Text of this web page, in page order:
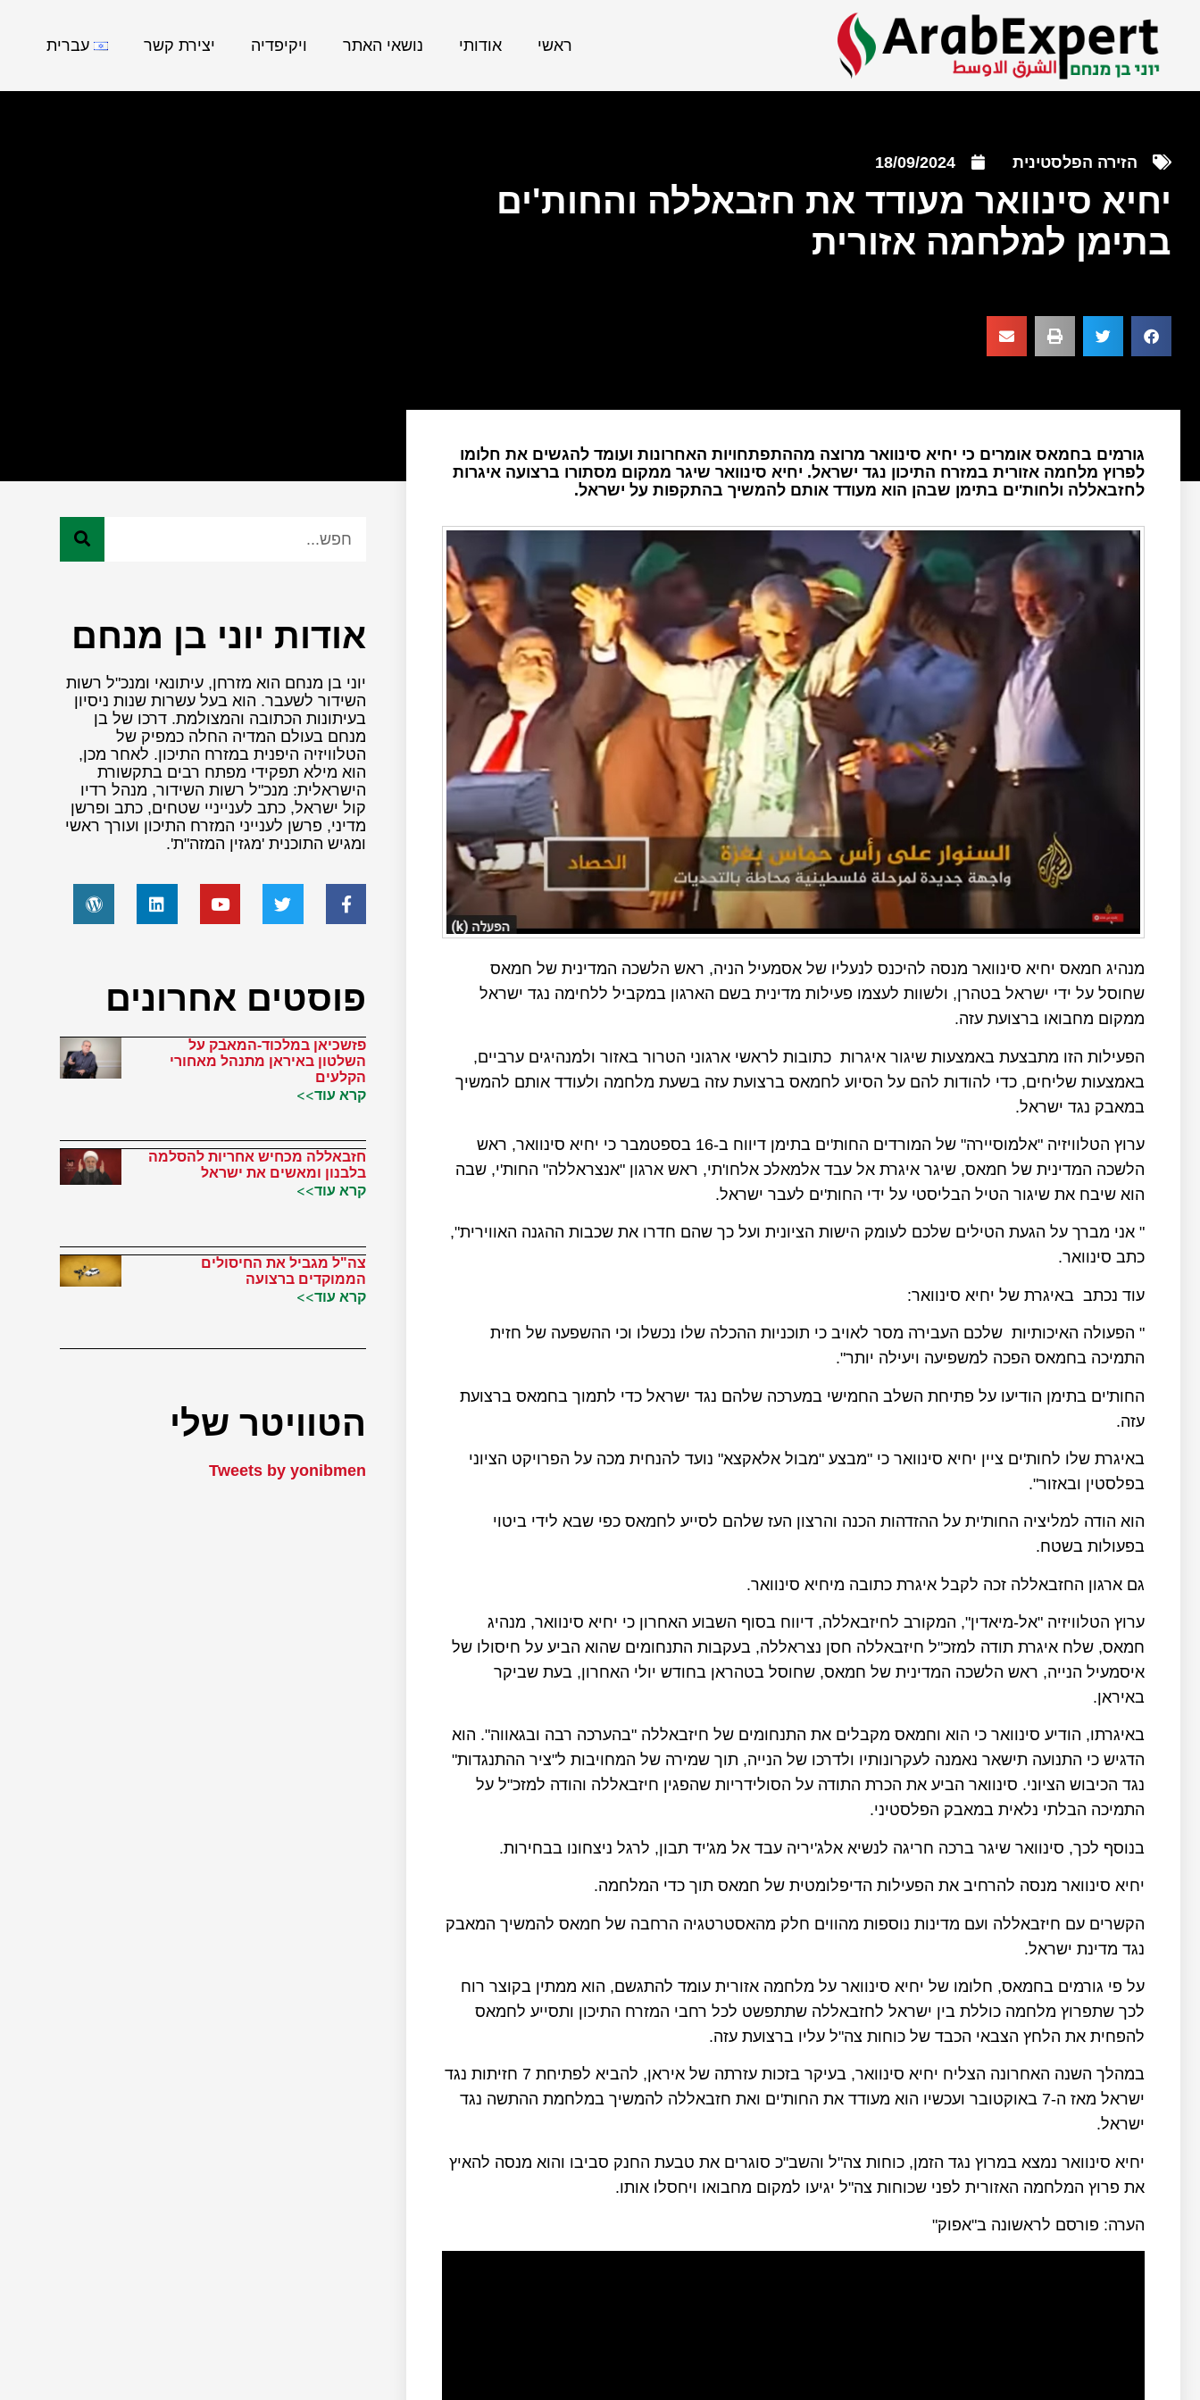
ראשי אודותי נושאי האתר ויקיפדיה יצירת קשר עברית
הזירה הפלסטינית 18/09/2024
יחיא סינוואר מעודד את חזבאללה והחות'ים
בתימן למלחמה אזורית
גורמים בחמאס אומרים כי יחיא סינוואר מרוצה מההתפתחויות האחרונות ועומד להגשים את חלומו
לפרוץ מלחמה אזורית במזרח התיכון נגד ישראל. יחיא סינוואר שיגר ממקום מסתורו ברצועה איגרות
לחזבאללה ולחות'ים בתימן שבהן הוא מעודד אותם להמשיך בהתקפות על ישראל.
מנהיג חמאס יחיא סינוואר מנסה להיכנס לנעליו של אסמעיל הניה, ראש הלשכה המדינית של חמאס
שחוסל על ידי ישראל בטהרן, ולשוות לעצמו פעילות מדינית בשם הארגון במקביל ללחימה נגד ישראל
ממקום מחבואו ברצועת עזה.
הפעילות הזו מתבצעת באמצעות שיגור איגרות כתובות לראשי ארגוני הטרור באזור ולמנהיגים ערביים,
באמצעות שליחים, כדי להודות להם על הסיוע לחמאס ברצועת עזה בשעת מלחמה ולעודד אותם להמשיך
במאבק נגד ישראל.
ערוץ הטלוויזיה "אלמוסיירה" של המורדים החות'ים בתימן דיווח ב-16 בספטמבר כי יחיא סינוואר, ראש
הלשכה המדינית של חמאס, שיגר איגרת אל עבד אלמאלכ אלחו'תי, ראש ארגון "אנצראללה" החות'י, שבה
הוא שיבח את שיגור הטיל הבליסטי על ידי החות'ים לעבר ישראל.
" אני מברך על הגעת הטילים שלכם לעומק הישות הציונית ועל כך שהם חדרו את שכבות ההגנה האווירית",
כתב סינוואר.
עוד נכתב באיגרת של יחיא סינוואר:
" הפעולה האיכותיות שלכם העבירה מסר לאויב כי תוכניות ההכלה שלו נכשלו וכי ההשפעה של חזית
התמיכה בחמאס הפכה למשפיעה ויעילה יותר".
החות'ים בתימן הודיעו על פתיחת השלב החמישי במערכה שלהם נגד ישראל כדי לתמוך בחמאס ברצועת
עזה.
באיגרת שלו לחות'ים ציין יחיא סינוואר כי "מבצע "מבול אלאקצא" נועד להנחית מכה על הפרויקט הציוני
בפלסטין ובאזור".
הוא הודה למליציה החות'ית על ההזדהות הכנה והרצון העז שלהם לסייע לחמאס כפי שבא לידי ביטוי
בפעולות בשטח.
גם ארגון החזבאללה זכה לקבל איגרת כתובה מיחיא סינוואר.
ערוץ הטלוויזיה "אל-מיאדין", המקורב לחיזבאללה, דיווח בסוף השבוע האחרון כי יחיא סינוואר, מנהיג
חמאס, שלח איגרת תודה למזכ"ל חיזבאללה חסן נצראללה, בעקבות התנחומים שהוא הביע על חיסולו של
איסמעיל הנייה, ראש הלשכה המדינית של חמאס, שחוסל בטהראן בחודש יולי האחרון, בעת שביקר
באיראן.
באיגרתו, הודיע סינוואר כי הוא וחמאס מקבלים את התנחומים של חיזבאללה "בהערכה רבה ובגאווה". הוא
הדגיש כי התנועה תישאר נאמנה לעקרונותיו ולדרכו של הנייה, תוך שמירה של המחויבות ל"ציר ההתנגדות"
נגד הכיבוש הציוני. סינוואר הביע את הכרת התודה על הסולידריות שהפגין חיזבאללה והודה למזכ"ל על
התמיכה הבלתי נלאית במאבק הפלסטיני.
בנוסף לכך, סינוואר שיגר ברכה חריגה לנשיא אלג'יריה עבד אל מג'יד תבון, לרגל ניצחונו בבחירות.
יחיא סינוואר מנסה להרחיב את הפעילות הדיפלומטית של חמאס תוך כדי המלחמה.
הקשרים עם חיזבאללה ועם מדינות נוספות מהווים חלק מהאסטרטגיה הרחבה של חמאס להמשיך המאבק
נגד מדינת ישראל.
על פי גורמים בחמאס, חלומו של יחיא סינוואר על מלחמה אזורית עומד להתגשם, הוא ממתין בקוצר רוח
לכך שתפרוץ מלחמה כוללת בין ישראל לחזבאללה שתתפשט לכל רחבי המזרח התיכון ותסייע לחמאס
להפחית את הלחץ הצבאי הכבד של כוחות צה"ל עליו ברצועת עזה.
במהלך השנה האחרונה הצליח יחיא סינוואר, בעיקר בזכות עזרתה של איראן, להביא לפתיחת 7 חזיתות נגד
ישראל מאז ה-7 באוקטובר ועכשיו הוא מעודד את החות'ים ואת חזבאללה להמשיך במלחמת ההתשה נגד
ישראל.
יחיא סינוואר נמצא במרוץ נגד הזמן, כוחות צה"ל והשב"כ סוגרים את טבעת החנק סביבו והוא מנסה להאיץ
את פרוץ המלחמה האזורית לפני שכוחות צה"ל יגיעו למקום מחבואו ויחסלו אותו.
הערה: פורסם לראשונה ב"אפוק"
אודות יוני בן מנחם
יוני בן מנחם הוא מזרחן, עיתונאי ומנכ"ל רשות
השידור לשעבר. הוא בעל עשרות שנות ניסיון
בעיתונות הכתובה והמצולמת. דרכו של בן
מנחם בעולם המדיה החלה כמפיק של
הטלוויזיה היפנית במזרח התיכון. לאחר מכן,
הוא מילא תפקידי מפתח רבים בתקשורת
הישראלית: מנכ"ל רשות השידור, מנהל רדיו
קול ישראל, כתב לענייניי שטחים, כתב ופרשן
מדיני, פרשן לענייני המזרח התיכון ועורך ראשי
ומגיש התוכנית 'מגזין המזה"ת'.
פוסטים אחרונים
פזשכיאן במלכוד-המאבק על
השלטון באיראן מתנהל מאחורי
הקלעים
קרא עוד>>
חזבאללה מכחיש אחריות להסלמה
בלבנון ומאשים את ישראל
קרא עוד>>
צה"ל מגביל את החיסולים
הממוקדים ברצועה
קרא עוד>>
הטוויטר שלי
Tweets by yonibmen